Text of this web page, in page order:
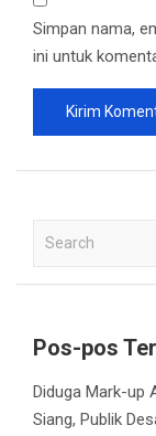
Simpan nama,
ini untuk
a
c
Pos-pos
Diduga Mark-up
Siang, Publik